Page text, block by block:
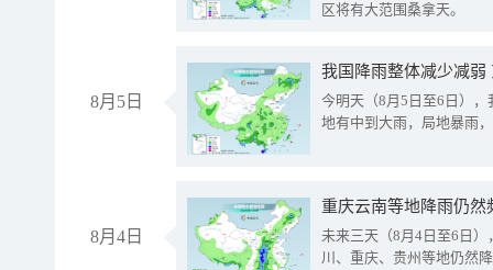
区将有大范围桑拿天。
8月5日
我国降雨整体减少减弱
今明天（8月5日至6日）
地有中到大雨，局地暴雨
8月4日
重庆云南等地降雨仍然
未来三天（8月4日至6日
川、重庆、贵州等地仍然